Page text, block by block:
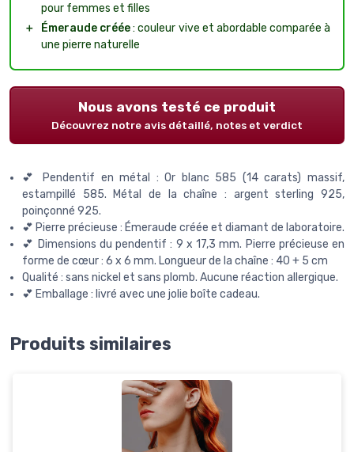
pour femmes et filles
＋
Émeraude créée: couleur vive et abordable comparée à
une pierre naturelle
Nous avons testé ce produit
Découvrez notre avis détaillé, notes et verdict
💕 Pendentif en métal : Or blanc 585 (14 carats) massif,
estampillé 585. Métal de la chaîne : argent sterling 925,
poinçonné 925.
💕 Pierre précieuse : Émeraude créée et diamant de laboratoire.
💕 Dimensions du pendentif : 9 x 17,3 mm. Pierre précieuse en
forme de cœur : 6 x 6 mm. Longueur de la chaîne : 40 + 5 cm
Qualité : sans nickel et sans plomb. Aucune réaction allergique.
💕 Emballage : livré avec une jolie boîte cadeau.
Produits similaires